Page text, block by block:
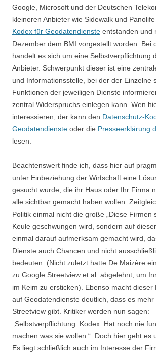
Google, Microsoft und der Deutschen
kleineren Anbieter wie Sidewalk und
Kodex für Geodatendienste entstanden und
Dezember dem BMI vorgestellt worden. Bei
handelt es sich um eine Selbstverpflichtung
Anbieter. Schwerpunkt dieser ist eine
und Informationsstelle, bei der der Einzelne
Funktionen der jeweiligen Dienste
zentral Widerspruchs einlegen kann. Wen
interessieren, der kann den Datenschutz-
Geodatendienste oder die Presseerklärung
lesen.
Beachtenswert finde ich, dass hier auf
unter Einbeziehung der Wirtschaft eine
gesucht wurde, die ihr Haus oder Ihr Firma
alle sichtbar gemacht haben wollen.
Politik einmal nicht die große „Diese Firmen
Keule geschwungen wird, sondern auf
einmal darauf aufmerksam gemacht wird,
Dienste auch Chancen und nicht
bedeuten. (Nicht zuletzt hatte De Maizère
zu Google Streetview et al. abgelehnt, um
im Keim zu ersticken). Ebenso macht dieser
auf Geodatendienste deutlich, dass es mehr
Streetview gibt. Kritiker werden nun sagen:
„Selbstverpflichtung. Kodex. Hat noch nie
machen was sie wollen.“. Doch hier geht es
Es liegt schließlich auch im Interesse der